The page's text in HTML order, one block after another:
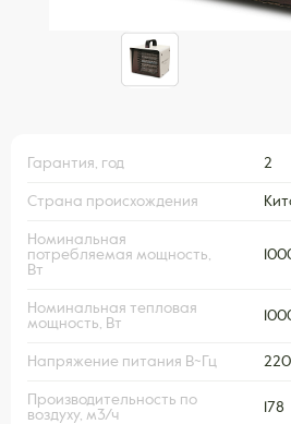
Гарантия, год 2
Страна происхождения
Номинальная
потребляемая мощность,
Вт
Номинальная тепловая
мощность, Вт
Напряжение питания В~Гц
Производительность по
воздуху, м3/ч
178